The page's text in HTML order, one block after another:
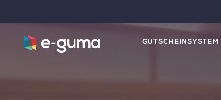
GUTSCHEINSYSTEM